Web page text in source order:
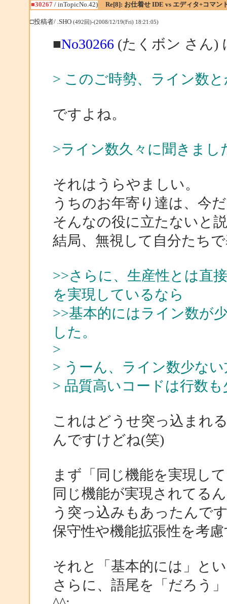
■30267/ inTopicNo.42) Re[8]: お仕着せ IDE vs エディタ+コマン
□投稿者/ .SHO (492回)-(2008/12/19(Fri) 18:21:05)
■No30266(たくボン さん)
> このご時勢、ライン数
ですよね。
>ライン数久々に聞きまし
それはうらやましい。
うちのお年寄り達は、今
そんなの役に立たないと
結局、無視して自分たち
>>さらに、生産性とは直
を実現しているなら
>>基本的にはライン数が
した。
>
> うーん、ライン数少な
> 品質高いコードは行数
これはどうせ突っ込まれ
んですけどね(笑)
まず「同じ機能を実現し
同じ機能が実現されてる
う突っ込みもあったんで
保守性や機能拡張性を考
それと「基本的には」と
さらに、語尾を「だろう